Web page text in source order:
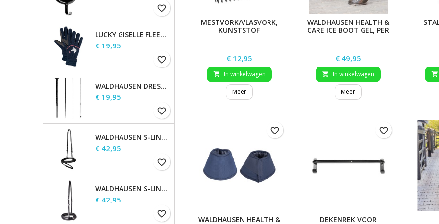
favorite_border
LUCKY GISELLE FLEECE RIJHANDSCHOENEN, KINDEREN
Prijs
€ 19,95
favorite_border
WALDHAUSEN DRESSUUR ZWEEP
Prijs
€ 19,95
favorite_border
WALDHAUSEN S-LINE GECOMBINEERDE NEUSRIEM
Prijs
€ 42,95
favorite_border
WALDHAUSEN S-LINE NEUSRIEM, SPERRIEM VERHOOGD
Prijs
€ 42,95
favorite_border
MESTVORK/VLASVORK,
KUNSTSTOF
Prijs
€ 12,95
 In winkelwagen
Meer
WALDHAUSEN HEALTH &
CARE ICE BOOT GEL, PER
Prijs
€ 49,95
 In winkelwagen
Meer

WALDHAUSEN HEALTH &
favorite_border
DEKENREK VOOR
favorite_border